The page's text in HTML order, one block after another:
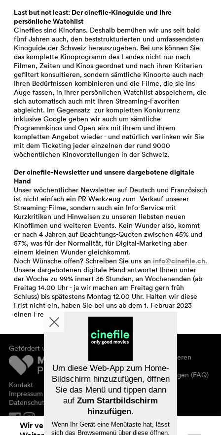
Last but not least: Der cinefile-Kinoguide und Ihre
persönliche Watchlist
Cinefiles sind Kinofans. Deshalb bemühen wir uns seit bald
fünf Jahren auch, den beststrukturierten und umfassendsten
Kinoguide der Schweiz herauszugeben. Bei uns können Sie
das komplette Kinoprogramm des Landes nicht nur nach
Filmen, Zeiten und Kinos geordnet und nach ihren Kriterien
gefiltert konsultieren, sondern sämtliche Kinoorte auch nach
Ihren Bedürfnissen kombinieren und die Filme, die sie ins
Auge fassen, in ihrer persönlichen Watchlist abspeichern, die
sich automatisch auch mit Ihren Streaming-Favoriten
abgleicht. Im Gegensatz zur kompletten Konkurrenz
inklusive Google geben wir auch um sämtliche
Programmkinos und Open-airs mit ihrem und ihrem
kompletten Angebot wieder - und natürlich verlinken wir Sie
mit dem Ticketing jeder einzelnen der rund 9000
wöchentlichen Kinovorstellungen in der Schweiz.
Der cinefile-Newsletter und unsere dargebotene digitale
Hand
Unser wöchentlicher Newsletter auf Deutsch und Französisch
ist nicht einfach ein PR-Werkzeug zum Verkauf unserer
Streaming-Filme, sondern auch ein Info-Service mit
Kurzkritiken und Hinweisen zu unseren liebsten neuen
Kinofilmen und weiteren Events. Kein Wunder also, kommt
er nach 4 Jahren auf Beachtungs-Quoten zwischen 45% und
57%, was für der Normalität, für Digital-Marketing aber
einem kleinen Wunder gleichkommt.
Noch Wünsche offen? Schreiben Sie uns an info@cinefile.ch.
Unsere dargebotenen digitale Hand antwortet Ihnen unter
der Woche zu 99% innert 36 Stunden, an Wochenenden (ab
Freitag 14.00 Uhr - ja wir machen am Freitag gern früh
Schluss) bis spätestens Montag 12.00 Uhr. Halten wir diese
Frist nicht ein, haben Sie bei uns ab dem 1. Februar 2023
einen Freifilm zu gut.
Gefördert von
Kontakt
Impressum
Datenschutz
Registrieren/abonnieren
Newsletter
Häufig gestellte Fragen (FAQ)
Gutscheine
Wir verwenden Cookies. Mit dem
Um diese Web-App zum Home-
Bildschirm hinzuzufügen, öffnen
Sie das Menü und tippen dann
auf Zum Startbildschirm
hinzufügen.
Wenn Ihr Gerät eine Menütaste hat, lässt
sich das Browsermenü über diese öffnen.